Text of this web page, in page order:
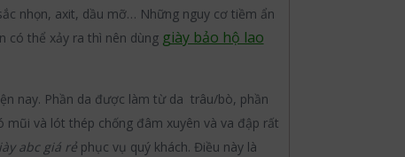
nhọn, axit, dầu mỡ… Những nguy cơ tiềm ẩn
có thể xảy ra thì nên dùng giày bảo hộ lao
nay. Phần da được làm từ da trâu/bò, phần
và lót thép chống đâm xuyên và va đập rất
abc giá rẻphục vụ quý khách. Điều này là